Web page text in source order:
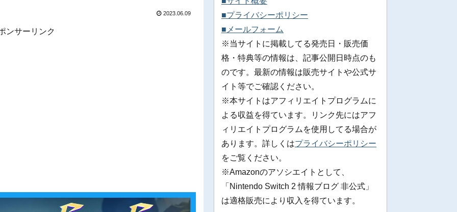
2023.06.09
ンサーリンク
■プライバシーポリシー
■メールフォーム
※当サイトに掲載してる発売日・販売価
格・特典等の情報は、記事公開日時点のも
のです。最新の情報は販売サイトや公式サ
イト等でご確認ください。
※本サイトはアフィリエイトプログラムに
よる収益を得ています。リンク先にはアフ
ィリエイトプログラムを使用してる場合が
あります。詳しくはプライバシーポリシー
をご覧ください。
※Amazonのアソシエイトとして、
「Nintendo Switch 2 情報ブログ 非公式」
は適格販売により収入を得ています。